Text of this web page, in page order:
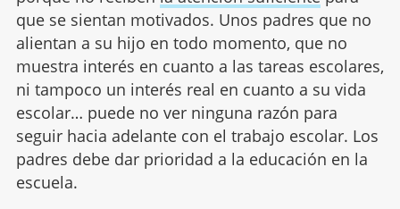
que se sientan motivados. Unos padres que no
alientan a su hijo en todo momento, que no
muestra interés en cuanto a las tareas escolares,
ni tampoco un interés real en cuanto a su vida
escolar… puede no ver ninguna razón para
seguir hacia adelante con el trabajo escolar. Los
padres debe dar prioridad a la educación en la
escuela.